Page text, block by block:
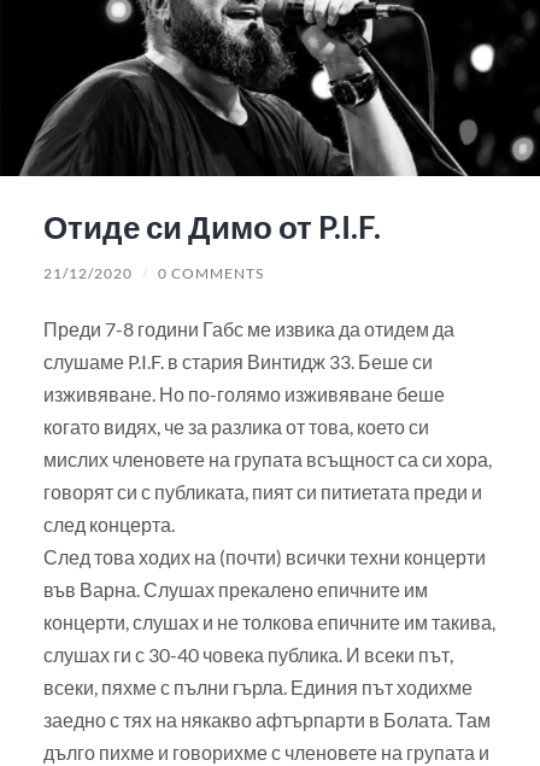
Отиде си Димо от P.I.F.
21/12/2020 / 0 COMMENTS
Преди 7-8 години Габс ме извика да отидем да
слушаме P.I.F. в стария Винтидж 33. Беше си
изживяване. Но по-голямо изживяване беше
когато видях, че за разлика от това, което си
мислих членовете на групата всъщност са си хора,
говорят си с публиката, пият си питиетата преди и
след концерта.
След това ходих на (почти) всички техни концерти
във Варна. Слушах прекалено епичните им
концерти, слушах и не толкова епичните им такива,
слушах ги с 30-40 човека публика. И всеки път,
всеки, пяхме с пълни гърла. Единия път ходихме
заедно с тях на някакво афтърпарти в Болата. Там
дълго пихме и говорихме с членовете на групата и